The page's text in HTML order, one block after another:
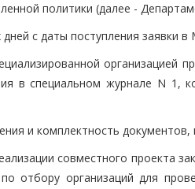
политики (далее -
с даты поступления заявки в
в специальном журнале N 1,
и комплектность
совместного проекта
отбору организаций для